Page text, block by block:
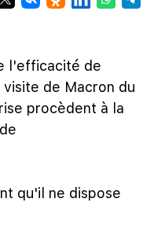
l'efficacité de
de Macron du
procèdent à la
qu'il ne dispose